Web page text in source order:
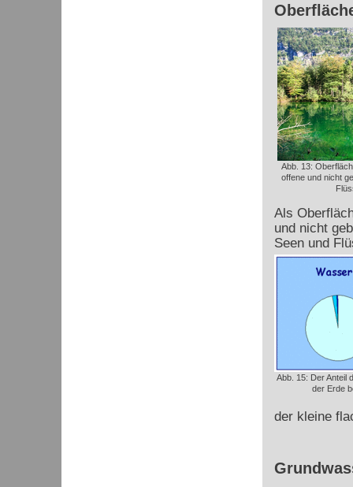
Abb. 13:
offene und nicht
Als
und nicht
Seen und
Abb. 15: Der Anteil
der Erde
der kleine